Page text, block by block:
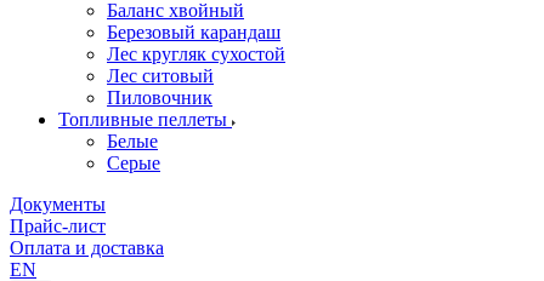
Баланс хвойный
Березовый карандаш
Лес кругляк сухостой
Лес ситовый
Пиловочник
Топливные пеллеты
Белые
Серые
Документы
Прайс-лист
Оплата и доставка
EN